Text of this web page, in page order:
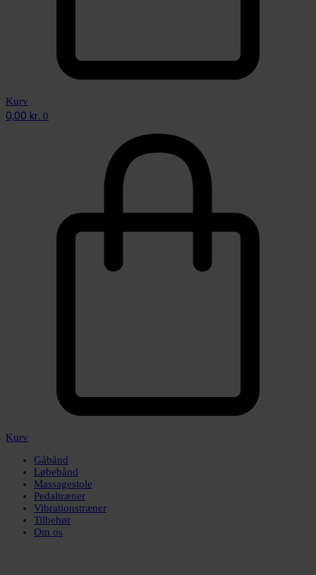
Kurv
0,00 kr. 0
Kurv
Gåbånd
Løbebånd
Massagestole
Pedaltræner
Vibrationstræner
Tilbehør
Om os